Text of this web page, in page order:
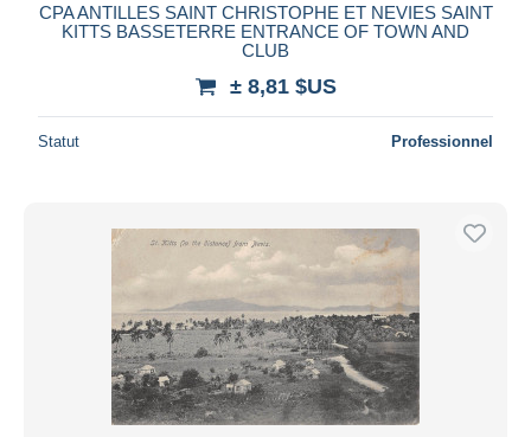
CPA ANTILLES SAINT CHRISTOPHE ET NEVIES SAINT
KITTS BASSETERRE ENTRANCE OF TOWN AND
CLUB
± 8,81 $US
Statut Professionnel